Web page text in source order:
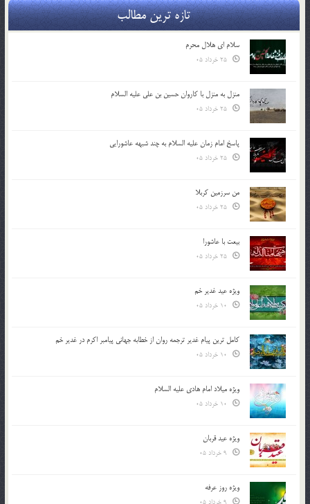
تازه ترین مطالب
سلام ای هلال محرم
منزل به منزل با کاروان حسین بن علی علیه السلام
پاسخ امام زمان علیه السلام به چند شبهه عاشورایی
من سرزمین کربلا
بیعت با عاشورا
ویژه عید غدیر خم
کامل ترین پیام غدیر ترجمه روان از خطابه جهانی پیامبر اکرم در غدیر خم
ویژه میلاد امام هادی علیه السلام
ویژه عید قربان
ویژه روز عرفه